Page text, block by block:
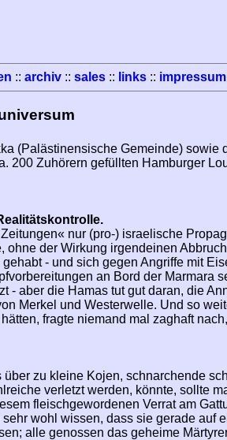
:: archiv :: sales :: links :: impressum
(Palästinensische Gemeinde) sowie
200 Zuhörern gefüllten Hamburger
nur (pro-) israelische
der Wirkung irgendeinen
- und sich gegen Angriffe mit
an Bord der Marmara
aber die Hamas tut gut daran, die
Merkel und Westerwelle. Und so
fragte niemand mal zaghaft
zu kleine Kojen, schnarchende
verletzt werden, könnte, sollte
fleischgewordenen Verrat am
wohl wissen, dass sie gerade auf
alle genossen das geheime